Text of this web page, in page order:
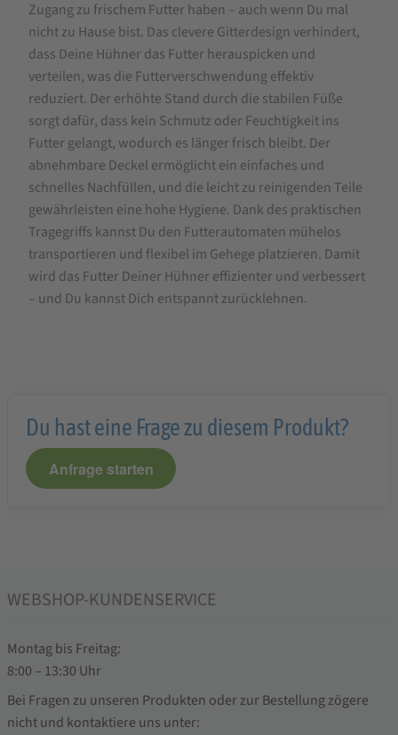
Zugang zu frischem Futter haben – auch wenn Du mal
nicht zu Hause bist. Das clevere Gitterdesign verhindert,
dass Deine Hühner das Futter herauspicken und
verteilen, was die Futterverschwendung effektiv
reduziert. Der erhöhte Stand durch die stabilen Füße
sorgt dafür, dass kein Schmutz oder Feuchtigkeit ins
Futter gelangt, wodurch es länger frisch bleibt. Der
abnehmbare Deckel ermöglicht ein einfaches und
schnelles Nachfüllen, und die leicht zu reinigenden Teile
gewährleisten eine hohe Hygiene. Dank des praktischen
Tragegriffs kannst Du den Futterautomaten mühelos
transportieren und flexibel im Gehege platzieren. Damit
wird das Futter Deiner Hühner effizienter und verbessert
– und Du kannst Dich entspannt zurücklehnen.
Du hast eine Frage zu diesem Produkt?
Anfrage starten
WEBSHOP-KUNDENSERVICE
Montag bis Freitag:
8:00 – 13:30 Uhr
Bei Fragen zu unseren Produkten oder zur Bestellung zögere
nicht und kontaktiere uns unter: